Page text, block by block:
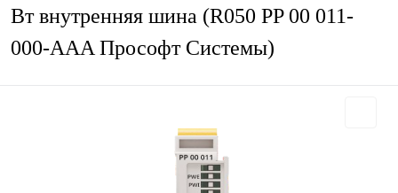
Вт внутренняя шина (R050 PP 00 011-
000-AAA Прософт Системы)